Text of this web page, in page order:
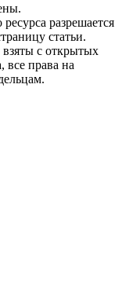
разрешается
статьи.
с открытых
все права на